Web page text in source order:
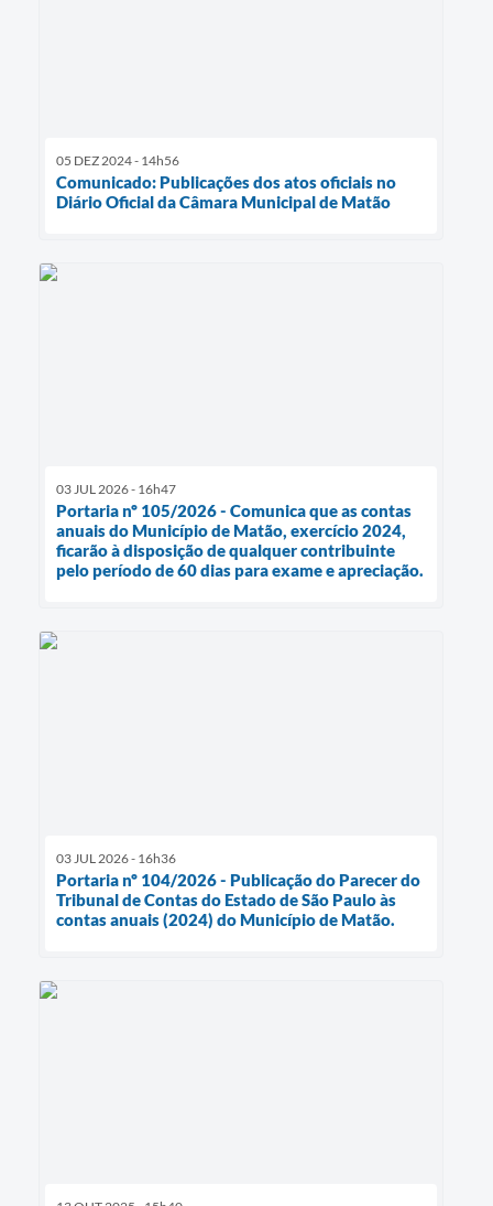
05 DEZ 2024 - 14h56
Comunicado: Publicações dos atos oficiais no
Diário Oficial da Câmara Municipal de Matão
03 JUL 2026 - 16h47
Portaria nº 105/2026 - Comunica que as contas
anuais do Município de Matão, exercício 2024,
ficarão à disposição de qualquer contribuinte
pelo período de 60 dias para exame e apreciação.
03 JUL 2026 - 16h36
Portaria nº 104/2026 - Publicação do Parecer do
Tribunal de Contas do Estado de São Paulo às
contas anuais (2024) do Município de Matão.